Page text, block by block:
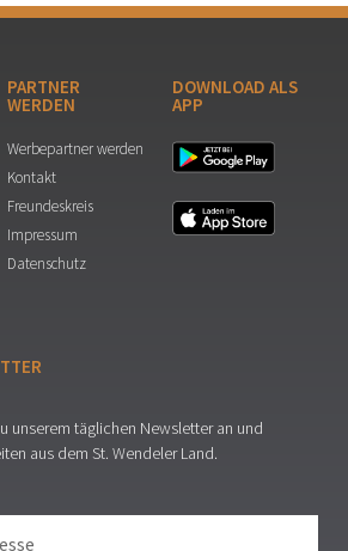
PARTNER
WERDEN
Werbepartner werden
Kontakt
Freundeskreis
Impressum
Datenschutz
DOWNLOAD ALS
APP
unserem täglichen Newsletter an und
aus dem St. Wendeler Land.